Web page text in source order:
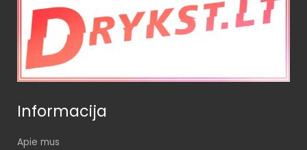
Informacija
Apie mus